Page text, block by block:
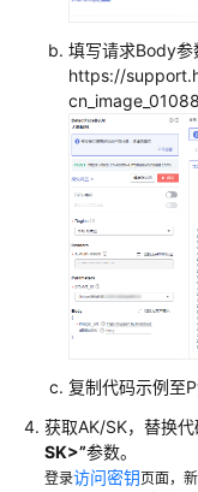
地
调
用
统
计
API
使
用
量
关
服
务
权
填写请求Body参
https://
复制代码示例至
获取AK/SK，替换
SK>”参数。
登录访问密钥页面，